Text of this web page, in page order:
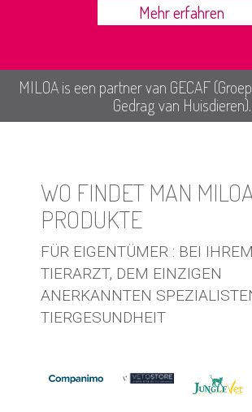
Mehr erfahren
MILOA is een partner van GECAF
Gedrag van Huisdieren).
WO FINDET MAN
PRODUKTE
FÜR EIGENTÜMER : BEI IHREM
TIERARZT, DEM EINZIGEN
ANERKANNTEN
TIERGESUNDHEIT